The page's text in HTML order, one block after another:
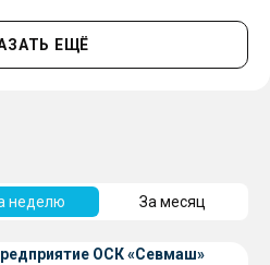
ЕЩЁ
неделю За месяц
ОСК «Севмаш»